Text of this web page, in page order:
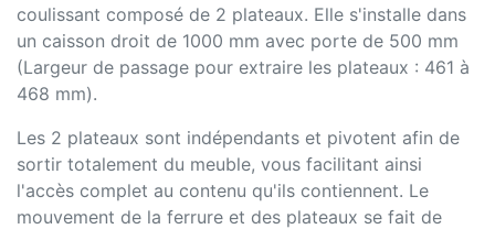
coulissant composé de 2 plateaux. Elle s'installe dans
un caisson droit de 1000 mm avec porte de 500 mm
(Largeur de passage pour extraire les plateaux : 461 à
468 mm).
Les 2 plateaux sont indépendants et pivotent afin de
sortir totalement du meuble, vous facilitant ainsi
l'accès complet au contenu qu'ils contiennent. Le
mouvement de la ferrure et des plateaux se fait de